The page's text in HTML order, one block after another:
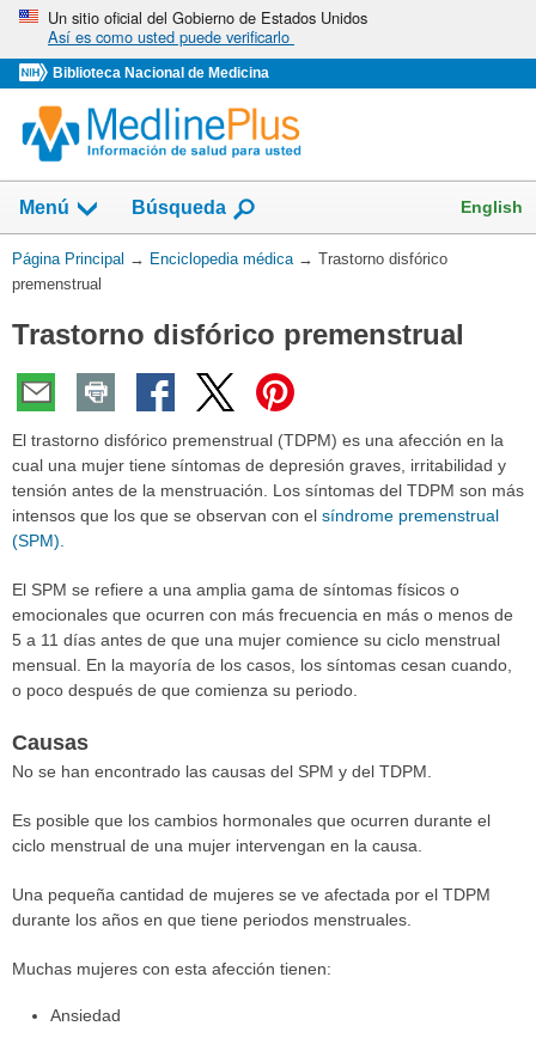
Omita
vaya
al
Contenido
Un sitio oficial del Gobierno de Estados Unidos
Así es como usted puede verificarlo
Biblioteca Nacional de Medicina
Menú Búsqueda English
Usted
está
Página Principal → Enciclopedia médica → Trastorno disfórico
premenstrual
Trastorno disfórico premenstrual
El trastorno disfórico premenstrual (TDPM) es una afección en la
cual una mujer tiene síntomas de depresión graves, irritabilidad y
tensión antes de la menstruación. Los síntomas del TDPM son más
intensos que los que se observan con el síndrome premenstrual
(SPM).
El SPM se refiere a una amplia gama de síntomas físicos o
emocionales que ocurren con más frecuencia en más o menos de
5 a 11 días antes de que una mujer comience su ciclo menstrual
mensual. En la mayoría de los casos, los síntomas cesan cuando,
o poco después de que comienza su periodo.
Causas
No se han encontrado las causas del SPM y del TDPM.
Es posible que los cambios hormonales que ocurren durante el
ciclo menstrual de una mujer intervengan en la causa.
Una pequeña cantidad de mujeres se ve afectada por el TDPM
durante los años en que tiene periodos menstruales.
Muchas mujeres con esta afección tienen:
Ansiedad